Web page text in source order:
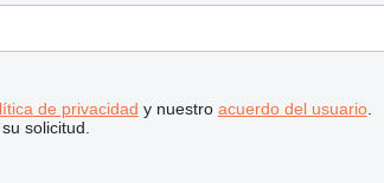
de privacidad y nuestro acuerdo del usuario.
solicitud.